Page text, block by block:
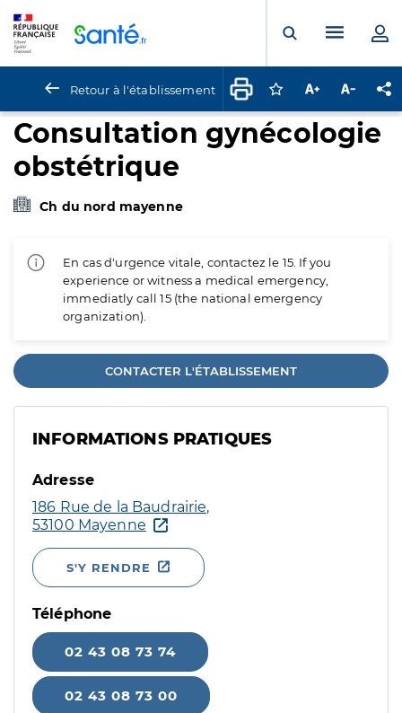
Ouvrir laMenu
Retour à l'établissement Connectez-vous
Augmenter la
Consultation gynécologie
obstétrique
Ch du nord mayenne
En cas d'urgence vitale, contactez le 15. If you
experience or witness a medical emergency,
immediatly call 15 (the national emergency
organization).
CONTACTER L'ÉTABLISSEMENT
INFORMATIONS PRATIQUES
Adresse
186 Rue de la Baudrairie,
53100 Mayenne
S'Y RENDRE
Téléphone
02 43 08 73 74
02 43 08 73 00